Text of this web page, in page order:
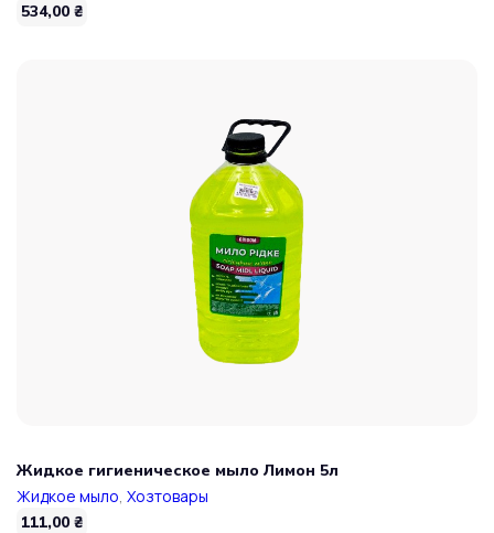
534,00₴
Жидкое гигиеническое мыло Лимон 5л
Жидкое мыло, Хозтовары
111,00₴